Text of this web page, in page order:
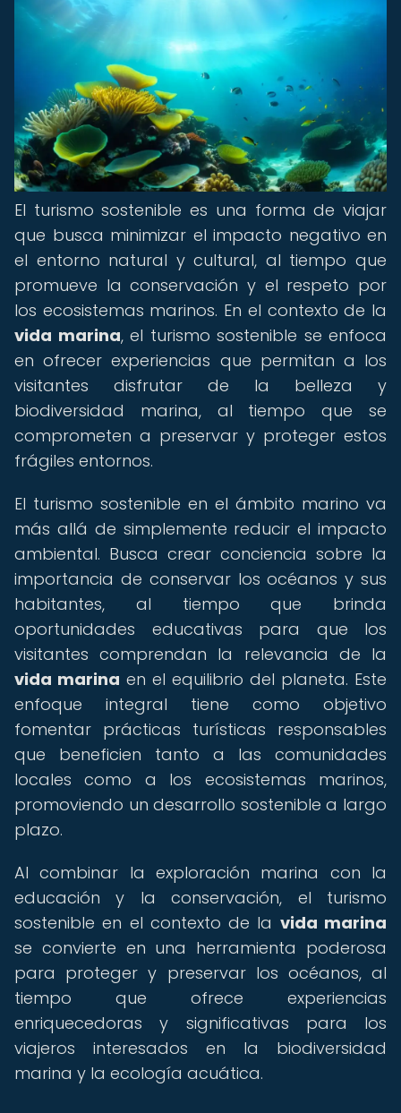
El turismo sostenible es una forma de viajar
que busca minimizar el impacto negativo en
el entorno natural y cultural, al tiempo que
promueve la conservación y el respeto por
los ecosistemas marinos. En el contexto de la
vida marina, el turismo sostenible se enfoca
en ofrecer experiencias que permitan a los
visitantes disfrutar de la belleza y
biodiversidad marina, al tiempo que se
comprometen a preservar y proteger estos
frágiles entornos.
El turismo sostenible en el ámbito marino va
más allá de simplemente reducir el impacto
ambiental. Busca crear conciencia sobre la
importancia de conservar los océanos y sus
habitantes, al tiempo que brinda
oportunidades educativas para que los
visitantes comprendan la relevancia de la
vida marina en el equilibrio del planeta. Este
enfoque integral tiene como objetivo
fomentar prácticas turísticas responsables
que beneficien tanto a las comunidades
locales como a los ecosistemas marinos,
promoviendo un desarrollo sostenible a largo
plazo.
Al combinar la exploración marina con la
educación y la conservación, el turismo
sostenible en el contexto de la vida marina
se convierte en una herramienta poderosa
para proteger y preservar los océanos, al
tiempo que ofrece experiencias
enriquecedoras y significativas para los
viajeros interesados en la biodiversidad
marina y la ecología acuática.